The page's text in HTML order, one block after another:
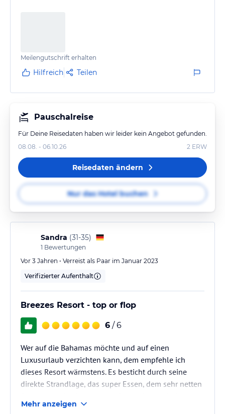
Meilengutschrift erhalten
Hilfreich Teilen
Pauschalreise
Für Deine Reisedaten haben wir leider kein Angebot gefunden.
08.08. - 06.10.26
2 ERW
Reisedaten ändern
Nur das Hotel buchen
Sandra (31-35)
1 Bewertungen
Vor 3 Jahren • Verreist als Paar im Januar 2023
Verifizierter Aufenthalt
Breezes Resort - top or flop
6 / 6
Wer auf die Bahamas möchte und auf einen
Luxusurlaub verzichten kann, dem empfehle ich
dieses Resort wärmstens. Es besticht durch seine
direkte Strandlage, das super Essen, dem sehr netten
Preise für den Unterhalt/Leben in Nassau anschaut,
Mehr anzeigen